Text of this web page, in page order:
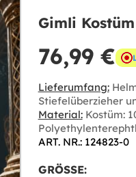
Gimli
76,99 €
Lieferumfang:
Stiefelüberzieher
Material:Kostüm:
ART. NR.: 124823-0
GRÖSSE: